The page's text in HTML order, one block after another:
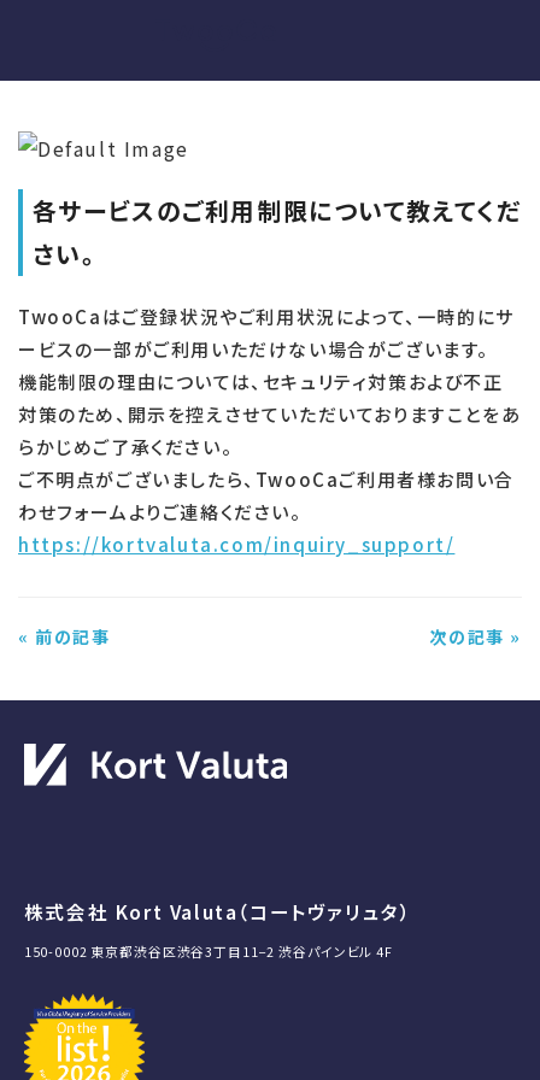
各サービスのご利用制限について教えてくだ
さい。
TwooCaはご登録状況やご利用状況によって、一時的にサ
ービスの一部がご利用いただけない場合がございます。
機能制限の理由については、セキュリティ対策および不正
対策のため、開示を控えさせていただいておりますことをあ
らかじめご了承ください。
ご不明点がございましたら、TwooCaご利用者様お問い合
わせフォームよりご連絡ください。
https://kortvaluta.com/inquiry_support/
« 前の記事 次の記事 »
株式会社 Kort Valuta（コートヴァリュタ）
150-0002 東京都渋谷区渋谷3丁目11−2 渋谷パインビル 4F